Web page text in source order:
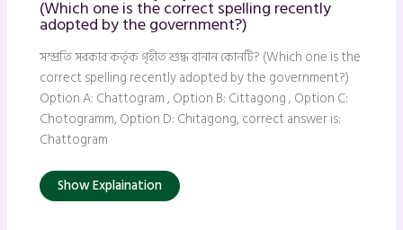
(Which one is the correct spelling recently
adopted by the government?)
সম্প্রতি সরকার কর্তৃক গৃহীত শুদ্ধ বানান কোনটি? (Which one is the
correct spelling recently adopted by the government?)
Option A: Chattogram , Option B: Cittagong , Option C:
Chotogramm, Option D: Chitagong, correct answer is:
Chattogram
Show Explaination